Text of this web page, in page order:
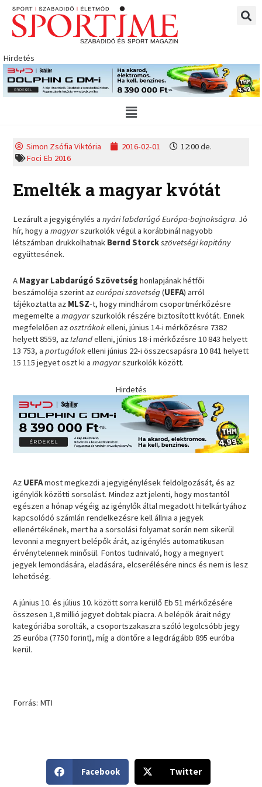
Skip
content
Hirdetés
Main
Menu
Simon Zsófia Viktória 2016-02-01
12:00 de.
Foci Eb 2016
Emelték a magyar kvótát
Lezárult a jegyigénylés anyári labdarúgó Európa-bajnokságra. Jó
hír, hogy amagyarszurkolók végül a korábbinál nagyobb
létszámban drukkolhatnak Bernd Storckszövetségi kapitány
együttesének.
A Magyar Labdarúgó Szövetség honlapjának hétfői
beszámolója szerint azeurópai szövetség(UEFA) arról
tájékoztatta az MLSZ-t, hogy mindhárom csoportmérkőzésre
megemelte amagyarszurkolók részére biztosított kvótát. Ennek
megfelelően azosztrákokelleni, június 14-i mérkőzésre 7382
helyett 8559, azIzlandelleni, június 18-i mérkőzésre 10 843 helyett
13 753, aportugálokelleni június 22-i összecsapásra 10 841 helyett
15 115 jegyet oszt ki amagyarszurkolók között.
Hirdetés
Az UEFAmost megkezdi a jegyigénylések feldolgozását, és az
igénylők közötti sorsolást. Mindez azt jelenti, hogy mostantól
egészen a hónap végéig az igénylők által megadott hitelkártyához
kapcsolódó számlán rendelkezésre kell állnia a jegyek
ellenértékének, mert ha a sorsolási folyamat során nem sikerül
levonni a megnyert belépők árát, az igénylés automatikusan
érvénytelennek minősül. Fontos tudnivaló, hogy a megnyert
jegyek lemondására, eladására, elcserélésére nincs és nem is lesz
lehetőség.
A június 10. és július 10. között sorra kerülő Eb 51 mérkőzésére
összesen 1,8 millió jegyet dobtak piacra. A belépők árait négy
kategóriába sorolták, a csoportszakaszra szóló legolcsóbb jegy
25 euróba (7750 forint), míg a döntőre a legdrágább 895 euróba
kerül.
Forrás: MTI
h
Facebook
h
Twitter